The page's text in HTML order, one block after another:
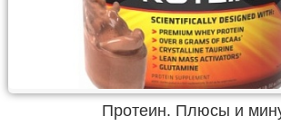
Протеин. Плюсы и